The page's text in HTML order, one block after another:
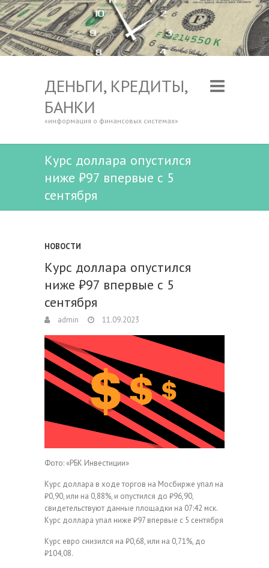
ДЕНЬГИ, КРЕДИТЫ,
БАНКИ
«информация о финансовых системах»
Курс доллара опустился
ниже ₽97 впервые с 5
сентября
НОВОСТИ
Курс доллара опустился
ниже ₽97 впервые с 5
сентября
admin 11.09.2023
Фото: «РБК Инвестиции»
Курс доллара в ходе торгов на Мосбирже упал на
₽0,90, или на 0,88%, и опустился до ₽96,90,
свидетельствуют данные площадки на 07:42 мск.
Курс доллара упал ниже ₽97 впервые с 5 сентября
Курс евро снизился на ₽0,68, или на 0,71%, до
₽104,08.